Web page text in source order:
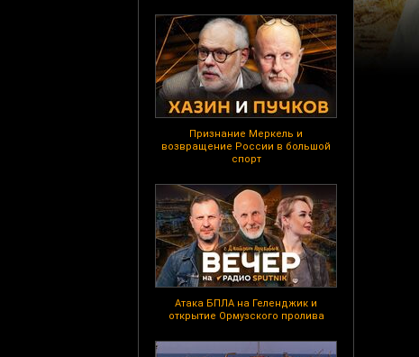
Признание Меркель и
возвращение России в большой
спорт
Атака БПЛА на Геленджик и
открытие Ормузского пролива